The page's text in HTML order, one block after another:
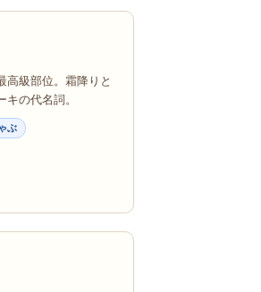
高級部位。霜降りと
の代名詞。
ぶ